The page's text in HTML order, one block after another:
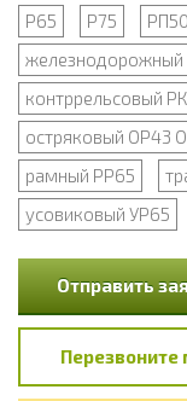
Р65
Р75
железнодорожный
контррельсовый
остряковый ОР43
рамный РР65
усовиковый УР65
Отправить
Перезвоните